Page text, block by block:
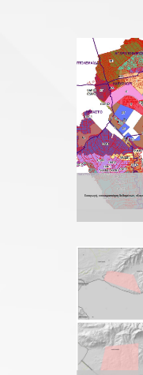
Εισαγωγή, επικαιροποίηση δεδομένων,